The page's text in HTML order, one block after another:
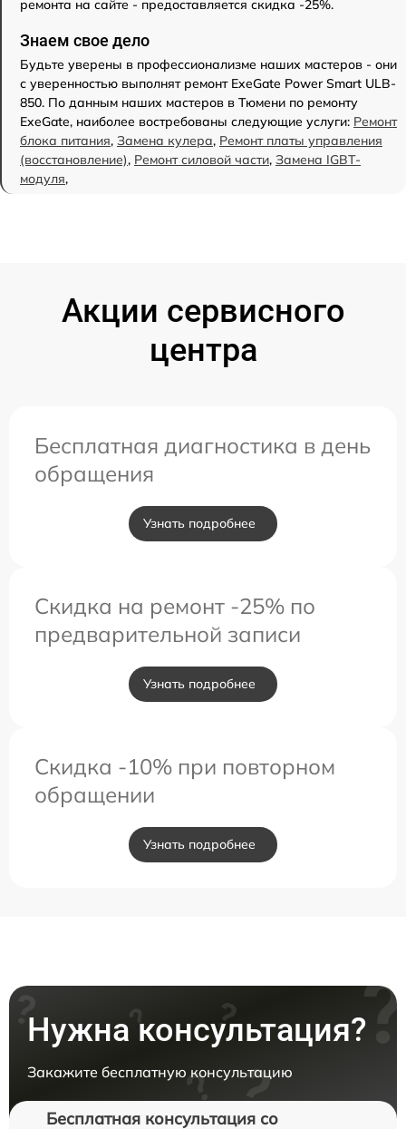
ремонта на сайте - предоставляется скидка -25%.
Знаем свое дело
Будьте уверены в профессионализме наших мастеров - они
с уверенностью выполнят ремонт ExeGate Power Smart ULB-
850. По данным наших мастеров в Тюмени по ремонту
ExeGate, наиболее востребованы следующие услуги: Ремонт
блока питания, Замена кулера, Ремонт платы управления
(восстановление), Ремонт силовой части, Замена IGBT-
модуля,
Акции сервисного
центра
Бесплатная диагностика в день
обращения
Узнать подробнее
Скидка на ремонт -25% по
предварительной записи
Узнать подробнее
Скидка -10% при повторном
обращении
Узнать подробнее
Нужна консультация?
Закажите бесплатную консультацию
Бесплатная консультация со